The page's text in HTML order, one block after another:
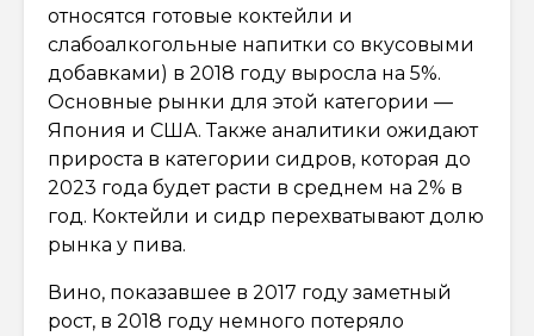
относятся готовые коктейли и
слабоалкогольные напитки со вкусовыми
добавками) в 2018 году выросла на 5%.
Основные рынки для этой категории —
Япония и США. Также аналитики ожидают
прироста в категории сидров, которая до
2023 года будет расти в среднем на 2% в
год. Коктейли и сидр перехватывают долю
рынка у пива.
Вино, показавшее в 2017 году заметный
рост, в 2018 году немного потеряло